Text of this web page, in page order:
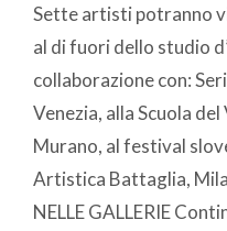
Sette artisti potranno
al di fuori dello studio
collaborazione con:
Venezia, alla Scuola
Murano, al festival
Artistica Battaglia,
NELLE GALLERIE